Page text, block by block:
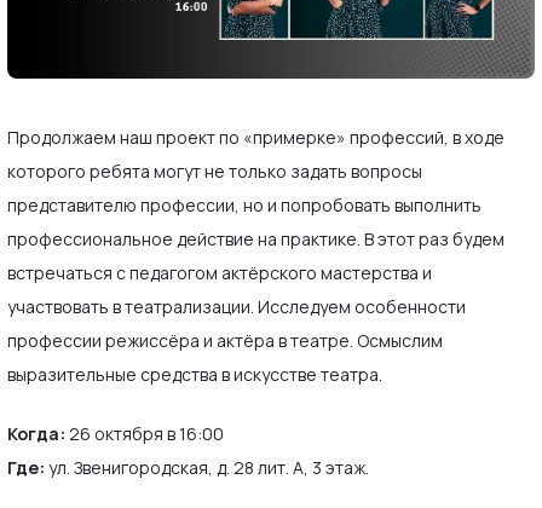
Продолжаем наш проект по «примерке» профессий, в ходе
которого ребята могут не только задать вопросы
представителю профессии, но и попробовать выполнить
профессиональное действие на практике. В этот раз будем
встречаться с педагогом актёрского мастерства и
участвовать в театрализации. Исследуем особенности
профессии режиссёра и актёра в театре. Осмыслим
выразительные средства в искусстве театра.
Когда: 26 октября в 16:00
Где: ул. Звенигородская, д. 28 лит. А, 3 этаж.